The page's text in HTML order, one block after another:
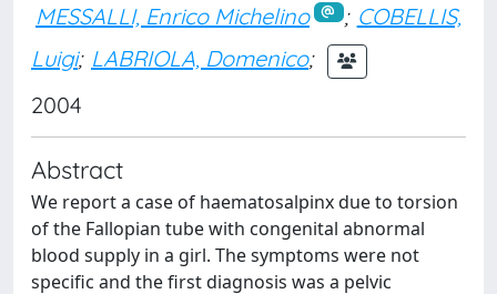
MESSALLI, Enrico Michelino ; COBELLIS,
Luigi; LABRIOLA, Domenico;
2004
Abstract
We report a case of haematosalpinx due to torsion
of the Fallopian tube with congenital abnormal
blood supply in a girl. The symptoms were not
specific and the first diagnosis was a pelvic